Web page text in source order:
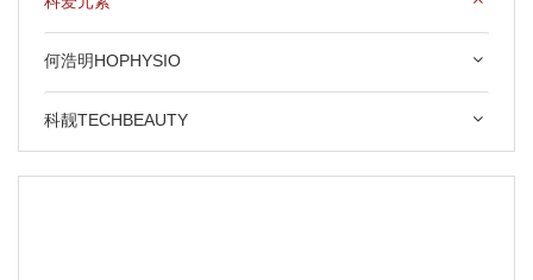
何浩明HOPHYSIO
科靓TECHBEAUTY